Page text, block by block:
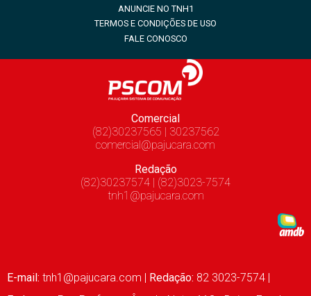
ANUNCIE NO TNH1
TERMOS E CONDIÇÕES DE USO
FALE CONOSCO
Comercial
(82)30237565 | 30237562
comercial@pajucara.com
Redação
(82)30237574 | (82)3023-7574
tnh1@pajucara.com
E-mail: tnh1@pajucara.com | Redação: 82 3023-7574 |